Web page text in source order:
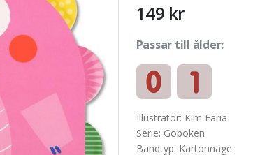
Kartonnage
149 kr
Passar till ålder:
Illustratör: Kim Faria
Serie: Goboken
Bandtyp: Kartonnage